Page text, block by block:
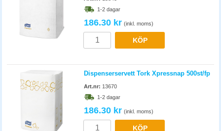
1-2 dagar
186.30 kr (inkl. moms)
KÖP
Dispenserservett Tork Xpressnap 500st/fp
Art.nr: 13670
1-2 dagar
186.30 kr (inkl. moms)
KÖP